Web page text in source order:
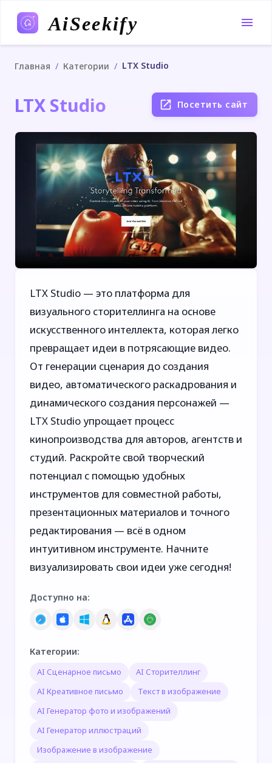
AiSeekify
Главная / Категории / LTX Studio
LTX Studio Посетить сайт
LTX Studio — это платформа для
визуального сторителлинга на основе
искусственного интеллекта, которая легко
превращает идеи в потрясающие видео.
От генерации сценария до создания
видео, автоматического раскадрования и
динамического создания персонажей —
LTX Studio упрощает процесс
кинопроизводства для авторов, агентств и
студий. Раскройте свой творческий
потенциал с помощью удобных
инструментов для совместной работы,
презентационных материалов и точного
редактирования — всё в одном
интуитивном инструменте. Начните
визуализировать свои идеи уже сегодня!
Доступно на:
Категории:
AI Сценарное письмо
AI Сторителлинг
AI Креативное письмо
Текст в изображение
AI Генератор фото и изображений
AI Генератор иллюстраций
Изображение в изображение